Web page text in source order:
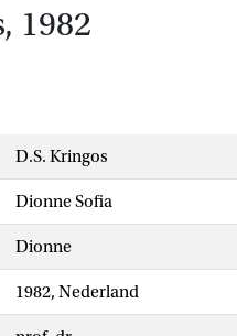
1982
D.S. Kringos
Dionne Sofia
Dionne
1982, Nederland